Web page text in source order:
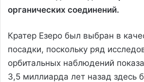
органических соединений.
Кратер Езеро был выбран в
посадки, поскольку ряд
орбитальных наблюдений
3,5 миллиарда лет назад здесь